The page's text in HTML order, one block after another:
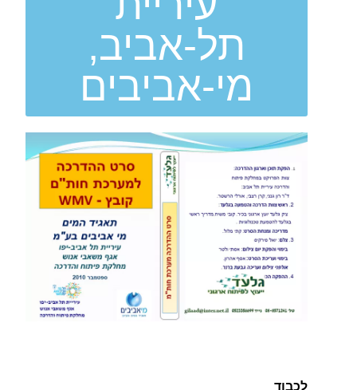
תל-אביב,
מי-אביבים
לכבוד